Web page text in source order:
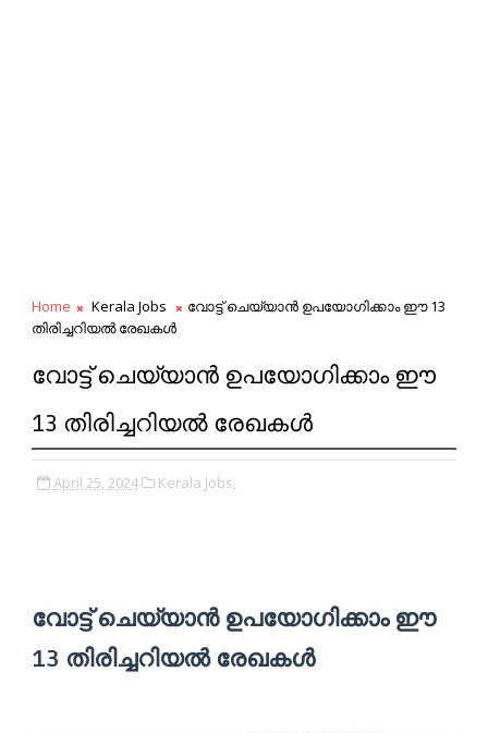
Home Kerala Jobs
വോട്ട് ചെയ്യാൻ ഉപയോഗിക്കാം ഈ 13
തിരിച്ചറിയൽ രേഖകൾ
വോട്ട് ചെയ്യാൻ ഉപയോഗിക്കാം ഈ
13 തിരിച്ചറിയൽ രേഖകൾ
April 25, 2024 Kerala Jobs,
വോട്ട് ചെയ്യാൻ ഉപയോഗിക്കാം ഈ
13 തിരിച്ചറിയൽ രേഖകൾ